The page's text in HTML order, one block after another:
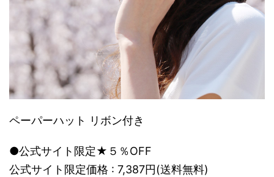
ペーパーハット リボン付き
●公式サイト限定★５％OFF
公式サイト限定価格 : 7,387円(送料無料)